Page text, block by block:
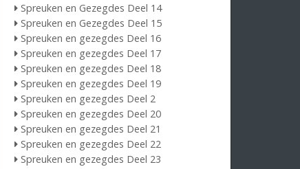
Spreuken en Gezegdes Deel 14
Spreuken en Gezegdes Deel 15
Spreuken en gezegdes Deel 16
Spreuken en gezegdes Deel 17
Spreuken en gezegdes Deel 18
Spreuken en gezegdes Deel 19
Spreuken en gezegdes Deel 2
Spreuken en gezegdes Deel 20
Spreuken en gezegdes Deel 21
Spreuken en gezegdes Deel 22
Spreuken en gezegdes Deel 23